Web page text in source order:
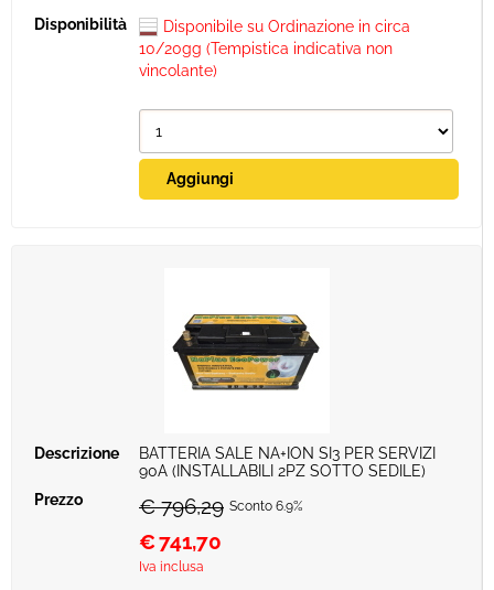
Disponibile su Ordinazione in circa
10/20gg (Tempistica indicativa non
vincolante)
BATTERIA SALE NA+ION SI3 PER SERVIZI
90A (INSTALLABILI 2PZ SOTTO SEDILE)
€ 796,29 Sconto 6.9%
€741,70
Iva inclusa